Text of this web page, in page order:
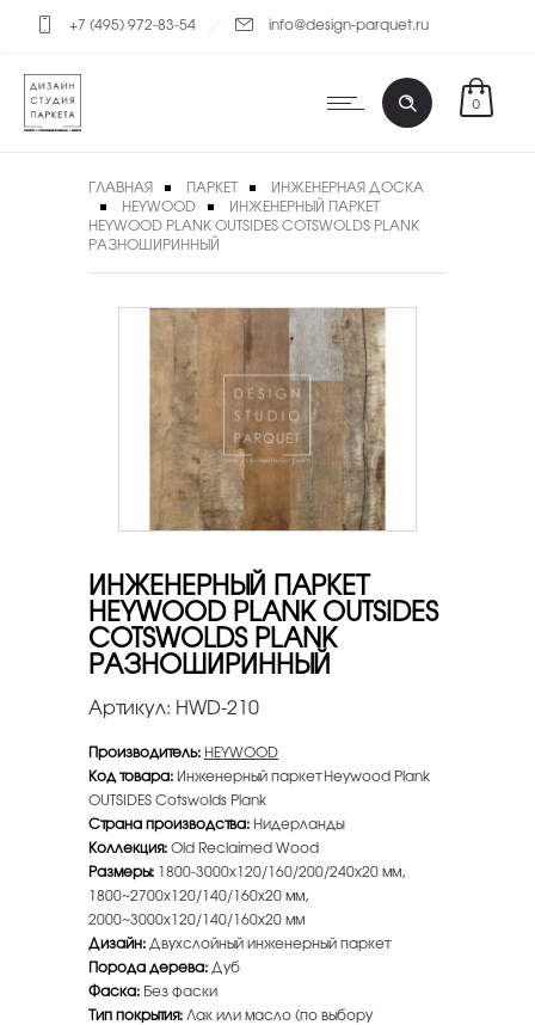
+7 (495) 972-83-54 info@design-parquet.ru
0
ГЛАВНАЯ ПАРКЕТ
ИНЖЕНЕРНАЯ ДОСКА
HEYWOOD
ИНЖЕНЕРНЫЙ ПАРКЕТ
HEYWOOD PLANK OUTSIDES COTSWOLDS PLANK
РАЗНОШИРИННЫЙ
ИНЖЕНЕРНЫЙ ПАРКЕТ
HEYWOOD PLANK OUTSIDES
COTSWOLDS PLANK
РАЗНОШИРИННЫЙ
Артикул: HWD-210
Производитель: HEYWOOD
Код товара: Инженерный паркет Heywood Plank
OUTSIDES Cotswolds Plank
Страна производства: Нидерланды
Коллекция:Old Reclaimed Wood
Размеры: 1800-3000х120/160/200/240х20 мм,
1800~2700х120/140/160х20 мм,
2000~3000х120/140/160х20 мм
Дизайн:Двухслойный инженерный паркет
Порода дерева:Дуб
Фаска: Без фаски
Тип покрытия:Лак или масло (по выбору